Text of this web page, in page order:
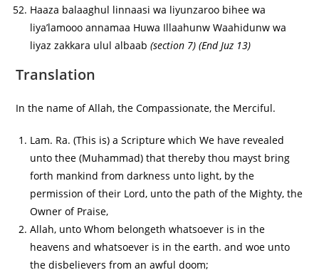
Haaza balaaghul linnaasi wa liyunzaroo bihee wa
liya’lamooo annamaa Huwa Illaahunw Waahidunw wa
liyaz zakkara ulul albaab(section 7) (End Juz 13)
Translation
In the name of Allah, the Compassionate, the Merciful.
Lam. Ra. (This is) a Scripture which We have revealed
unto thee (Muhammad) that thereby thou mayst bring
forth mankind from darkness unto light, by the
permission of their Lord, unto the path of the Mighty, the
Owner of Praise,
Allah, unto Whom belongeth whatsoever is in the
heavens and whatsoever is in the earth. and woe unto
the disbelievers from an awful doom;